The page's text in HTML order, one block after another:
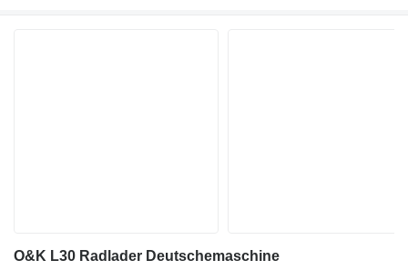
O&K L30 Radlader Deutschemaschine